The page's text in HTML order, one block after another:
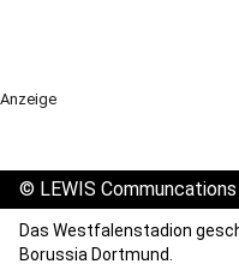
Anzeige
© LEWIS Communcations
Das Westfalenstadion
Borussia Dortmund.